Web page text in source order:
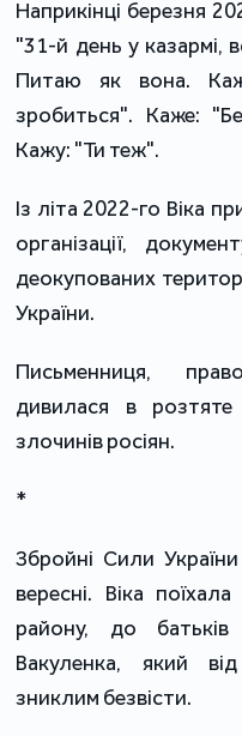
Наприкінці березня
"31-й день у казармі,
Питаю як вона.
зробиться". Каже:
Кажу: "Ти теж".
Із літа 2022-го Віка
організації,
деокупованих
України.
Письменниця,
дивилася в розтяте
злочинів росіян.
*
Збройні Сили
вересні. Віка
району, до батьків
Вакуленка, який
зниклим безвісти.